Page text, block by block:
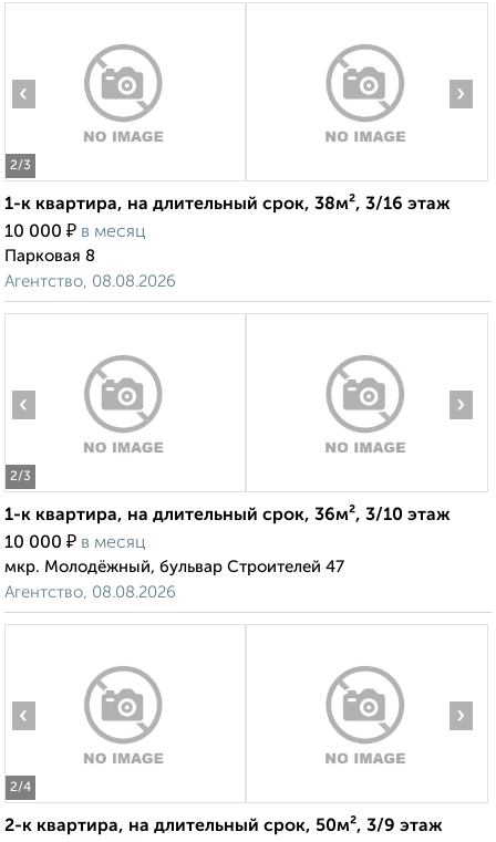
2/3
‹ ›
1-к квартира, на длительный срок, 38м², 3/16 этаж
10 000 ₽ в месяц
Парковая 8
Агентство, 08.08.2026
2/3
‹ ›
1-к квартира, на длительный срок, 36м², 3/10 этаж
10 000 ₽ в месяц
мкр. Молодёжный, бульвар Строителей 47
Агентство, 08.08.2026
2/4
‹ ›
2-к квартира, на длительный срок, 50м², 3/9 этаж